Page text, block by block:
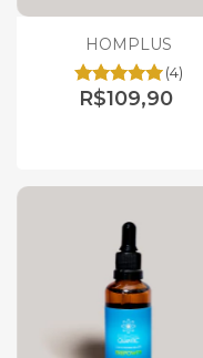
HOMPLUS
(4)
R$109,90